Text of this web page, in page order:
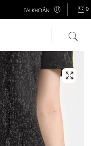
TÀI KHOẢN 0